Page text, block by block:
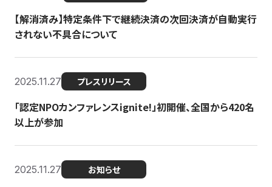
【解消済み】特定条件下で継続決済の次回決済が自動実行
されない不具合について
2025.11.27 プレスリリース
「認定NPOカンファレンスignite!」初開催、全国から420名
以上が参加
2025.11.27 お知らせ